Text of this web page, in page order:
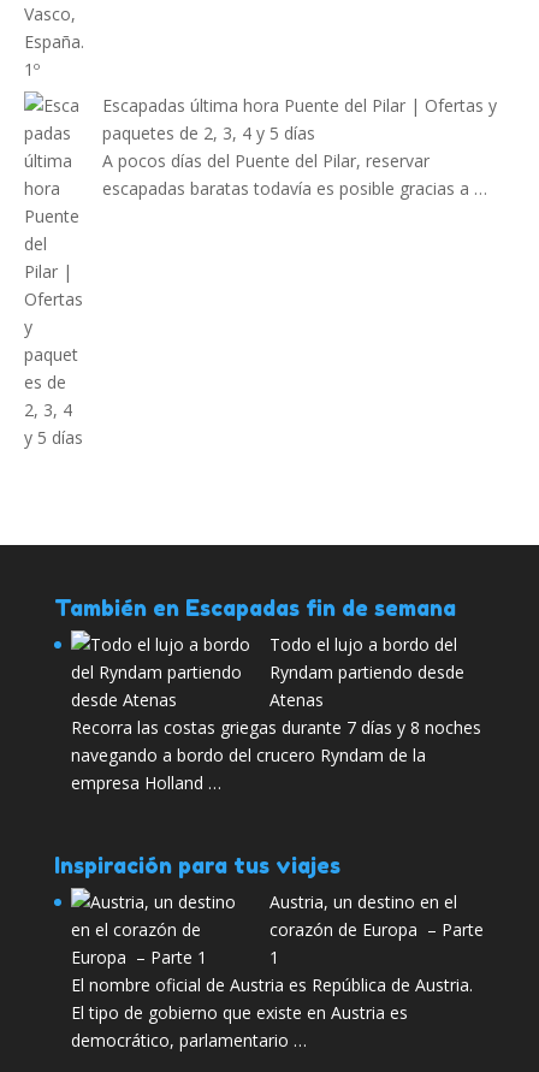
Escapadas última hora Puente del Pilar | Ofertas y
paquetes de 2, 3, 4 y 5 días
A pocos días del Puente del Pilar, reservar
escapadas baratas todavía es posible gracias a …
También en Escapadas fin de semana
Todo el lujo a bordo del
Ryndam partiendo desde
Atenas
Recorra las costas griegas durante 7 días y 8 noches
navegando a bordo del crucero Ryndam de la
empresa Holland …
Inspiración para tus viajes
Austria, un destino en el
corazón de Europa – Parte
1
El nombre oficial de Austria es República de Austria.
El tipo de gobierno que existe en Austria es
democrático, parlamentario …